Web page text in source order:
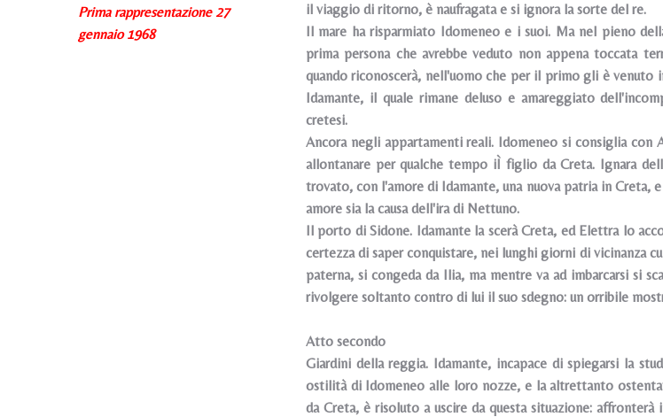
Prima rappresentazione 27
gennaio 1968
il viaggio di ritorno, è naufragata e si ignora la sorte del re.
Il mare ha risparmiato Idomeneo e i suoi. Ma nel pieno
prima persona che avrebbe veduto non appena toccata
quando riconoscerà, nell'uomo che per il primo gli è
Idamante, il quale rimane deluso e amareggiato
cretesi.
Ancora negli appartamenti reali. Idomeneo si consiglia con
allontanare per qualche tempo iÌ figlio da Creta. Ignara
trovato, con l'amore di Idamante, una nuova patria in
amore sia la causa dell'ira di Nettuno.
Il porto di Sidone. Idamante la scerà Creta, ed Elettra lo
certezza di saper conquistare, nei lunghi giorni di
paterna, si congeda da Ilia, ma mentre va ad imbarcarsi si
rivolgere soltanto contro di lui il suo sdegno: un orribile
Atto secondo
Giardini della reggia. Idamante, incapace di spiegarsi la
ostilità di Idomeneo alle loro nozze, e la altrettanto
da Creta, è risoluto a uscire da questa situazione: